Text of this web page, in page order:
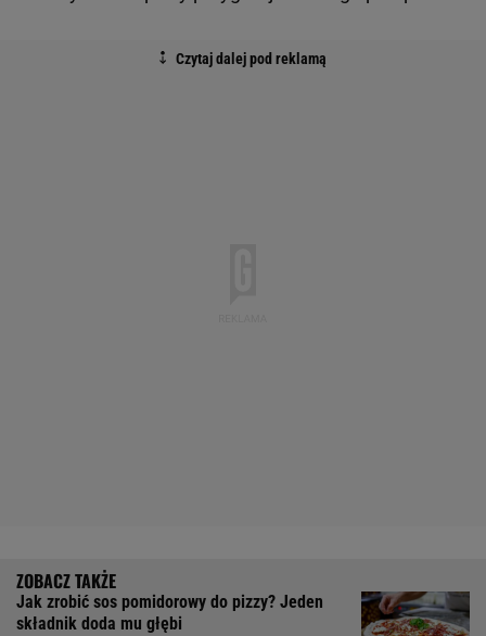
Jak zrobić sos pomidorowy do pizzy? Jeden
składnik doda mu głębi